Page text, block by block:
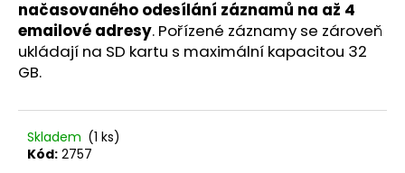
načasovaného odesílání záznamů na až 4
emailové adresy. Pořízené záznamy se zároveň
ukládají na SD kartu s maximální kapacitou 32
GB.
Skladem (1 ks)
Kód: 2757
r
u
č
u
e
m
e